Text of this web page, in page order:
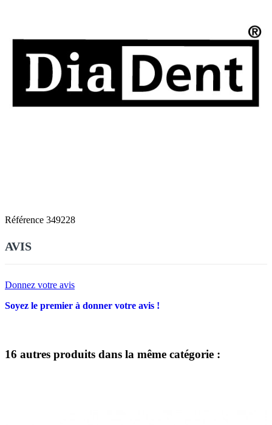
Référence 349228
AVIS
Donnez votre avis
Soyez le premier à donner votre avis !
16 autres produits dans la même catégorie :